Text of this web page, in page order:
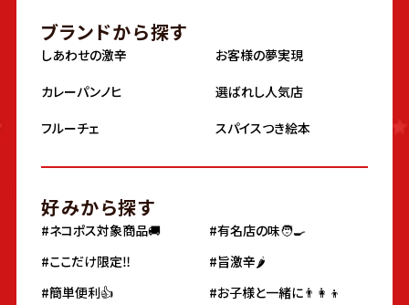
ブランドから探す
しあわせの激辛
お客様の夢実現
カレーパンノヒ
選ばれし人気店
フルーチェ
スパイスつき絵本
好みから探す
#ネコポス対象商品🚚
#有名店の味🧑‍🍳
#ここだけ限定‼️
#旨激辛🌶
#簡単便利👍
#お子様と一緒に👨‍👩‍👦